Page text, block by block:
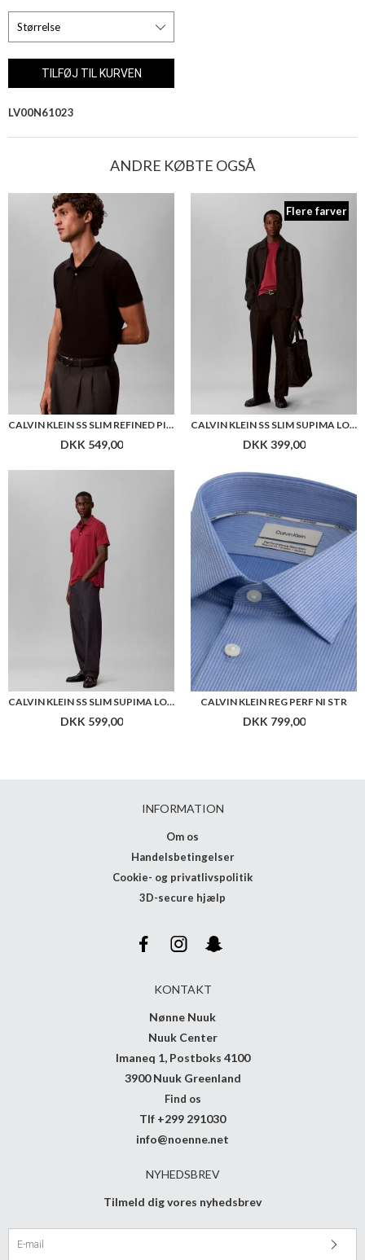
LV00N61023
ANDRE KØBTE OGSÅ
CALVIN KLEIN SS SLIM REFINED PIQUE POLO
DKK 549,00
Flere farver
CALVIN KLEIN SS SLIM SUPIMA LOGO PATCH TEE
DKK 399,00
CALVIN KLEIN SS SLIM SUPIMA LOGO PATCH POLO
DKK 599,00
CALVIN KLEIN REG PERF NI STR
DKK 799,00
INFORMATION
Om os
Handelsbetingelser
Cookie- og privatlivspolitik
3D-secure hjælp
KONTAKT
Nønne Nuuk
Nuuk Center
Imaneq 1, Postboks 4100
3900 Nuuk Greenland
Find os
Tlf +299 291030
info@noenne.net
NYHEDSBREV
Tilmeld dig vores nyhedsbrev